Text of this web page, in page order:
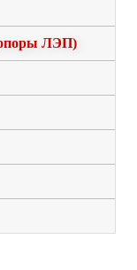
ЛЭП)